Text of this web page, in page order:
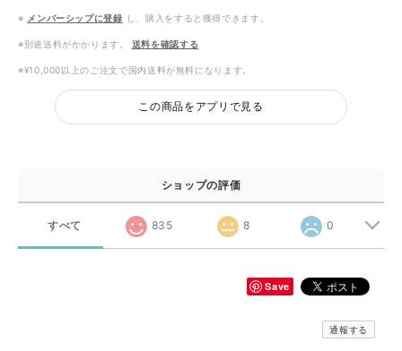
※ メンバーシップに登録 し、購入をすると獲得できます。
※別途送料がかかります。 送料を確認する
※¥10,000以上のご注文で国内送料が無料になります。
この商品をアプリで見る
ショップの評価
すべて 835 8 0
Save
通報する